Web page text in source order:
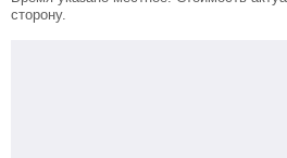
сторону.